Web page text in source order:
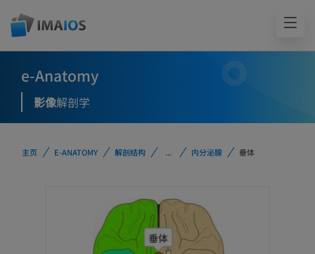
e-Anatomy
影像解剖学
主页 E-ANATOMY 解剖结构 ... 内分泌腺 垂体